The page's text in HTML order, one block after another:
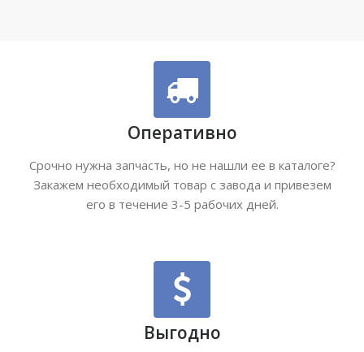
Оперативно
Срочно нужна запчасть, но не нашли ее в каталоге?
Закажем необходимый товар с завода и привезем
его в течение 3-5 рабочих дней.
Выгодно